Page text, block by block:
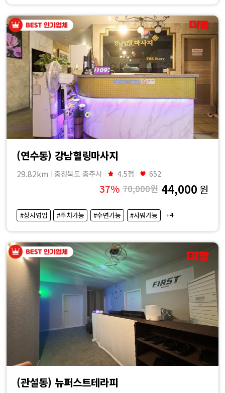
(연수동) 강남힐링마사지
29.82km 충청북도 충주시 4.5점 652
37% 70,000원 44,000 원
#상시영업 #주차가능 #수면가능 #샤워가능 +4
(관설동) 뉴퍼스트테라피